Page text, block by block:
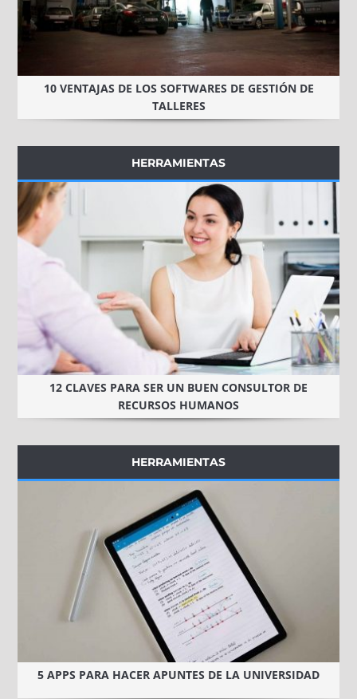
10 VENTAJAS DE LOS SOFTWARES DE GESTIÓN DE
TALLERES
HERRAMIENTAS
12 CLAVES PARA SER UN BUEN CONSULTOR DE
RECURSOS HUMANOS
HERRAMIENTAS
5 APPS PARA HACER APUNTES DE LA UNIVERSIDAD